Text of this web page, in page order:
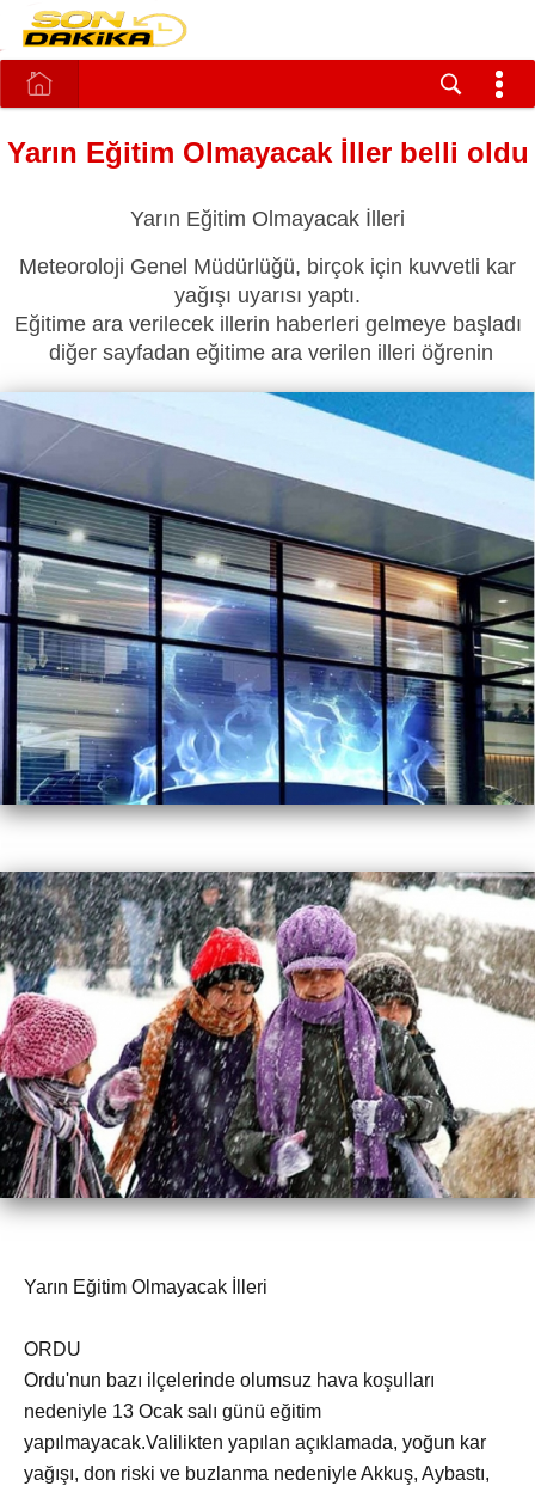
Yarın Eğitim Olmayacak İller belli oldu
Yarın Eğitim Olmayacak İlleri
Meteoroloji Genel Müdürlüğü, birçok için kuvvetli kar
yağışı uyarısı yaptı.
Eğitime ara verilecek illerin haberleri gelmeye başladı
diğer sayfadan eğitime ara verilen illeri öğrenin
Yarın Eğitim Olmayacak İlleri
ORDU
Ordu'nun bazı ilçelerinde olumsuz hava koşulları
nedeniyle 13 Ocak salı günü eğitim
yapılmayacak.Valilikten yapılan açıklamada, yoğun kar
yağışı, don riski ve buzlanma nedeniyle Akkuş, Aybastı,